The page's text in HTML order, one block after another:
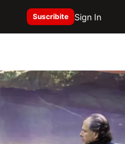
Suscribite Sign In